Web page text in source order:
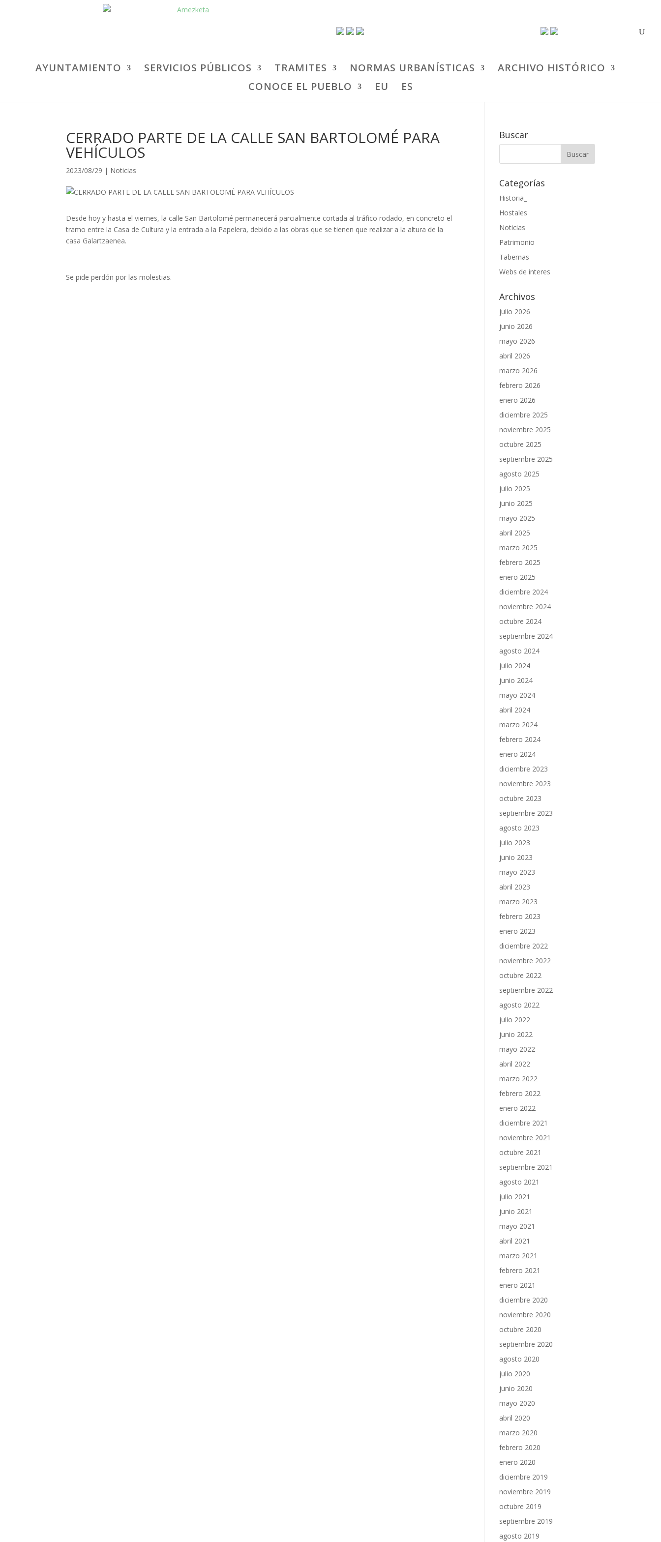
AYUNTAMIENTO SERVICIOS PÚBLICOS TRAMITES NORMAS URBANÍSTICAS
ARCHIVO HISTÓRICO
CONOCE EL PUEBLO
EU ES
CERRADO PARTE DE LA CALLE SAN BARTOLOMÉ PARA
VEHÍCULOS
2023/08/29 | Noticias
Desde hoy y hasta el viernes, la calle San Bartolomé permanecerá parcialmente cortada al tráfico rodado, en concreto el
tramo entre la Casa de Cultura y la entrada a la Papelera, debido a las obras que se tienen que realizar a la altura de la
casa Galartzaenea.
Se pide perdón por las molestias.
Buscar
Categorías
Historia_
Hostales
Noticias
Patrimonio
Tabernas
Webs de interes
Archivos
julio 2026
junio 2026
mayo 2026
abril 2026
marzo 2026
febrero 2026
enero 2026
diciembre 2025
noviembre 2025
octubre 2025
septiembre 2025
agosto 2025
julio 2025
junio 2025
mayo 2025
abril 2025
marzo 2025
febrero 2025
enero 2025
diciembre 2024
noviembre 2024
octubre 2024
septiembre 2024
agosto 2024
julio 2024
junio 2024
mayo 2024
abril 2024
marzo 2024
febrero 2024
enero 2024
diciembre 2023
noviembre 2023
octubre 2023
septiembre 2023
agosto 2023
julio 2023
junio 2023
mayo 2023
abril 2023
marzo 2023
febrero 2023
enero 2023
diciembre 2022
noviembre 2022
octubre 2022
septiembre 2022
agosto 2022
julio 2022
junio 2022
mayo 2022
abril 2022
marzo 2022
febrero 2022
enero 2022
diciembre 2021
noviembre 2021
octubre 2021
septiembre 2021
agosto 2021
julio 2021
junio 2021
mayo 2021
abril 2021
marzo 2021
febrero 2021
enero 2021
diciembre 2020
noviembre 2020
octubre 2020
septiembre 2020
agosto 2020
julio 2020
junio 2020
mayo 2020
abril 2020
marzo 2020
febrero 2020
enero 2020
diciembre 2019
noviembre 2019
octubre 2019
septiembre 2019
agosto 2019